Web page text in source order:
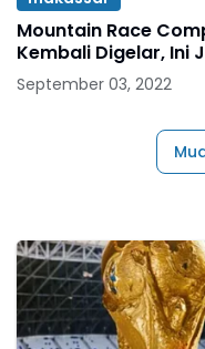
Mountain Race
Kembali Digelar, Ini
September 03, 2022